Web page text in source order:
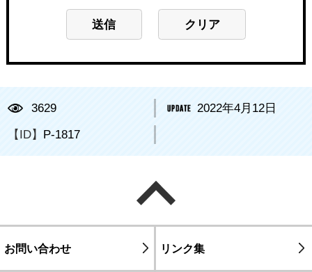
3629 2022年4月12日
【ID】 P-1817
お問い合わせ リンク集